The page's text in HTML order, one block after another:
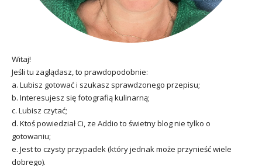
Witaj!
Jeśli tu zaglądasz, to prawdopodobnie:
a. Lubisz gotować i szukasz sprawdzonego przepisu;
b. Interesujesz się fotografią kulinarną;
c. Lubisz czytać;
d. Ktoś powiedział Ci, ze Addio to świetny blog nie tylko o
gotowaniu;
e. Jest to czysty przypadek (który jednak może przynieść wiele
dobrego).